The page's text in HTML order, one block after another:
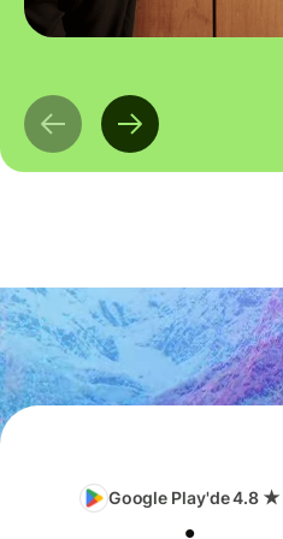
Google Play'de 4.8 ★